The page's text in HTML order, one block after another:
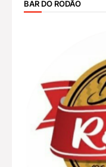
BAR DO RODÃO